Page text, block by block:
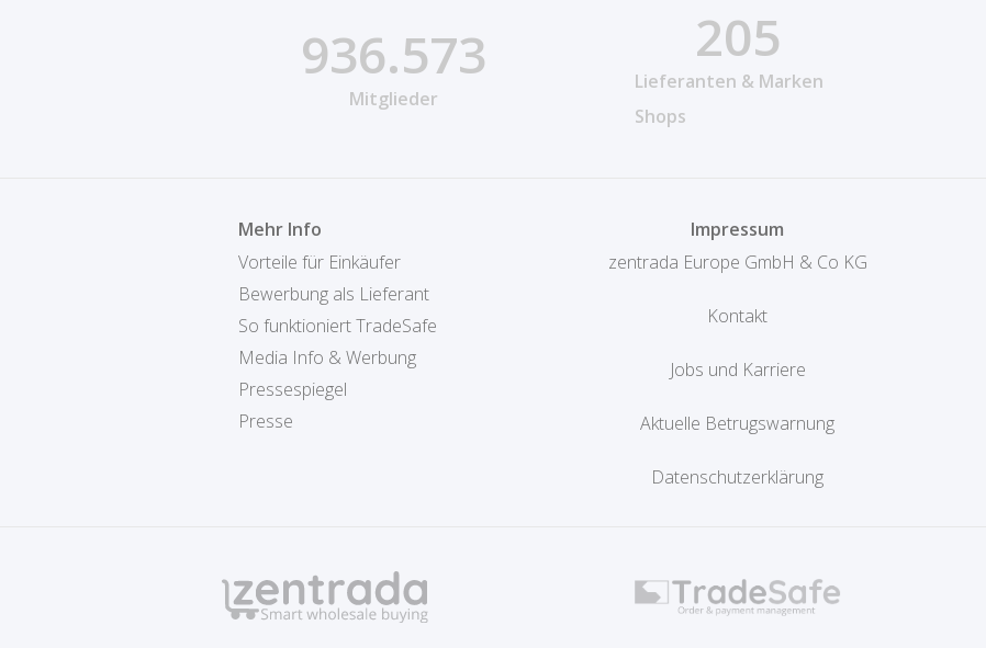
936.573
Mitglieder
205
Lieferanten & Marken
Shops
Mehr Info
Vorteile für Einkäufer
Bewerbung als Lieferant
So funktioniert TradeSafe
Media Info & Werbung
Pressespiegel
Presse
Impressum
zentrada Europe GmbH & Co KG
Kontakt
Jobs und Karriere
Aktuelle Betrugswarnung
Datenschutzerklärung